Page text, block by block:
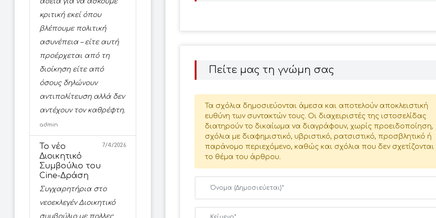
κριτική εκεί όπου
βλέπουμε πολιτική
ασυνέπεια – είτε αυτή
προέρχεται από τη
διοίκηση είτε από
όσους δηλώνουν
αντιπολίτευση αλλά δεν
αντέχουν τον καθρέφτη.
admin
Το νέο
Διοικητικό
Συμβούλιο του
Cine-Δράση
7/4/2026
Συγχαρητήρια στο
νεοεκλεγέν Διοικητικό
συμβούλιο με πολλες
Πείτε μας τη γνώμη σας
Τα σχόλια δημοσιεύονται άμεσα και αποτελούν αποκλειστική
ευθύνη των συντακτών τους. Οι διαχειριστές της ιστοσελίδας
διατηρούν το δικαίωμα να διαγράφουν, χωρίς προειδοποίηση,
σχόλια με διαφημιστικό, υβριστικό, ρατσιστικό, προσβλητικό ή
παράνομο περιεχόμενο, καθώς και σχόλια που δεν σχετίζονται
το θέμα του άρθρου.